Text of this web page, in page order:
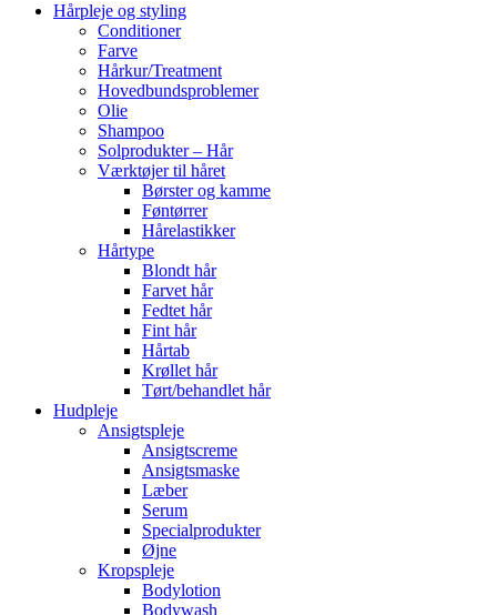
Hårpleje og styling
Conditioner
Farve
Hårkur/Treatment
Hovedbundsproblemer
Olie
Shampoo
Solprodukter – Hår
Værktøjer til håret
Børster og kamme
Føntørrer
Hårelastikker
Hårtype
Blondt hår
Farvet hår
Fedtet hår
Fint hår
Hårtab
Krøllet hår
Tørt/behandlet hår
Hudpleje
Ansigtspleje
Ansigtscreme
Ansigtsmaske
Læber
Serum
Specialprodukter
Øjne
Kropspleje
Bodylotion
Bodywash